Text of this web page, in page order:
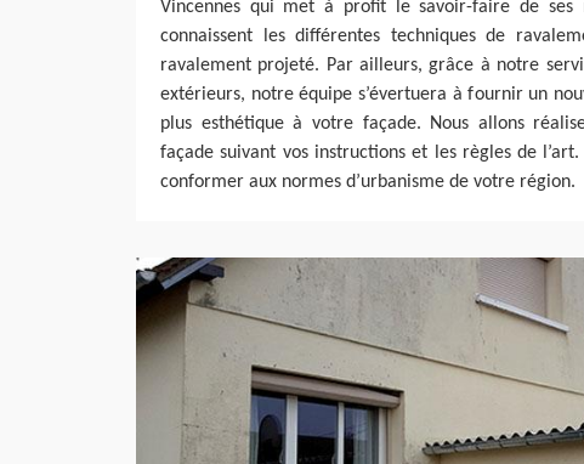
Vincennes qui met à profit le savoir-faire de ses
connaissent les différentes techniques de
ravalement projeté. Par ailleurs, grâce à notre
extérieurs, notre équipe s’évertuera à fournir un
plus esthétique à votre façade. Nous allons
façade suivant vos instructions et les règles de
conformer aux normes d’urbanisme de votre région.